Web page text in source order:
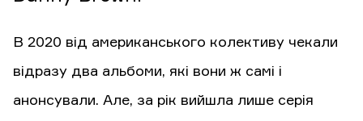
В 2020 від американського колективу чекали
відразу два альбоми, які вони ж самі і
анонсували. Але, за рік вийшла лише серія